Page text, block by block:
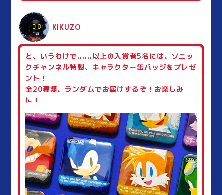
KIKUZO
と、いうわけで......以上の入賞者5名には、ソニッ
クチャンネル特製、キャラクター缶バッジをプレゼ
ント！
全20種類、ランダムでお届けするぞ！お楽しみ
に！